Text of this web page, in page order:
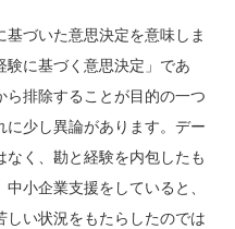
づいた意思決定を意味しま
験に基づく意思決定」であ
ら排除することが目的の一つ
に少し異論があります。デー
なく、勘と経験を内包したも
小企業支援をしていると、
い状況をもたらしたのでは